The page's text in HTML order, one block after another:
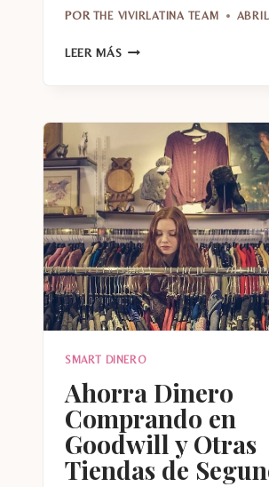
POR THE VIVIRLATINA TEAM
LEER MÁS CONSIGUE
EN
OUTLETS
SMART DINERO
Ahorra Dinero
Comprando en
Goodwill y Otras
Tiendas de